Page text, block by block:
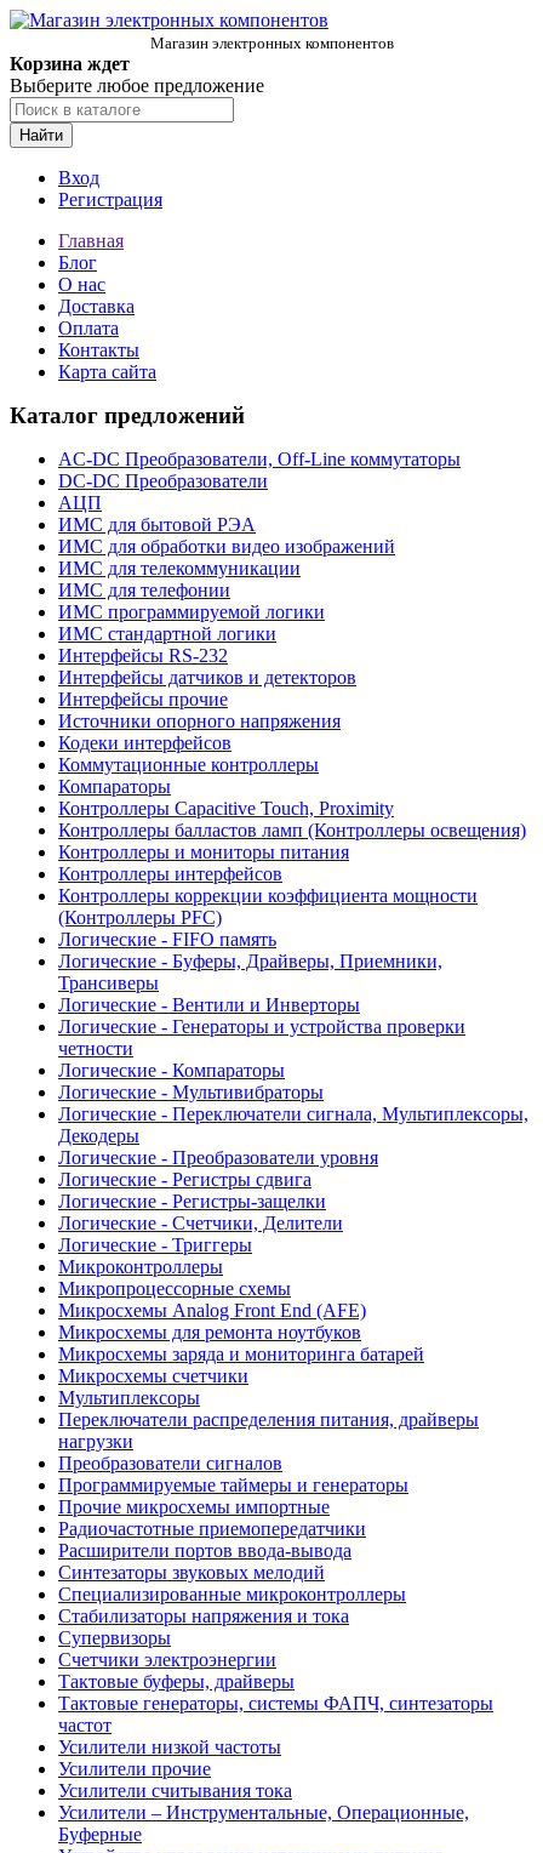
Магазин электронных компонентов
Корзина ждет
Выберите любое предложение
Найти
Вход
Регистрация
Главная
Блог
О нас
Доставка
Оплата
Контакты
Карта сайта
Каталог предложений
AC-DC Преобразователи, Off-Line коммутаторы
DC-DC Преобразователи
АЦП
ИМС для бытовой РЭА
ИМС для обработки видео изображений
ИМС для телекоммуникации
ИМС для телефонии
ИМС программируемой логики
ИМС стандартной логики
Интерфейсы RS-232
Интерфейсы датчиков и детекторов
Интерфейсы прочие
Источники опорного напряжения
Кодеки интерфейсов
Коммутационные контроллеры
Компараторы
Контроллеры Capacitive Touch, Proximity
Контроллеры балластов ламп (Контроллеры освещения)
Контроллеры и мониторы питания
Контроллеры интерфейсов
Контроллеры коррекции коэффициента мощности
(Контроллеры PFC)
Логические - FIFO память
Логические - Буферы, Драйверы, Приемники,
Трансиверы
Логические - Вентили и Инверторы
Логические - Генераторы и устройства проверки
четности
Логические - Компараторы
Логические - Мультивибраторы
Логические - Переключатели сигнала, Мультиплексоры,
Декодеры
Логические - Преобразователи уровня
Логические - Регистры сдвига
Логические - Регистры-защелки
Логические - Счетчики, Делители
Логические - Триггеры
Микроконтроллеры
Микропроцессорные схемы
Микросхемы Analog Front End (AFE)
Микросхемы для ремонта ноутбуков
Микросхемы заряда и мониторинга батарей
Микросхемы счетчики
Мультиплексоры
Переключатели распределения питания, драйверы
нагрузки
Преобразователи сигналов
Программируемые таймеры и генераторы
Прочие микросхемы импортные
Радиочастотные приемопередатчики
Расширители портов ввода-вывода
Синтезаторы звуковых мелодий
Специализированные микроконтроллеры
Стабилизаторы напряжения и тока
Супервизоры
Счетчики электроэнергии
Тактовые буферы, драйверы
Тактовые генераторы, системы ФАПЧ, синтезаторы
частот
Усилители низкой частоты
Усилители прочие
Усилители считывания тока
Усилители – Инструментальные, Операционные,
Буферные